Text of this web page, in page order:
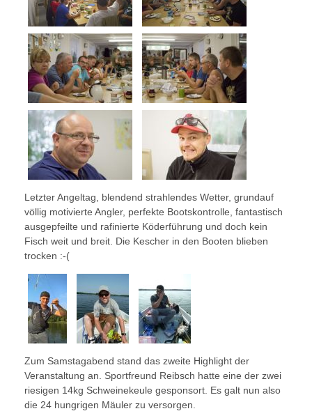
Letzter Angeltag, blendend strahlendes Wetter, grundauf
völlig motivierte Angler, perfekte Bootskontrolle, fantastisch
ausgepfeilte und rafinierte Köderführung und doch kein
Fisch weit und breit. Die Kescher in den Booten blieben
trocken :-(
Zum Samstagabend stand das zweite Highlight der
Veranstaltung an. Sportfreund Reibsch hatte eine der zwei
riesigen 14kg Schweinekeule gesponsort. Es galt nun also
die 24 hungrigen Mäuler zu versorgen.